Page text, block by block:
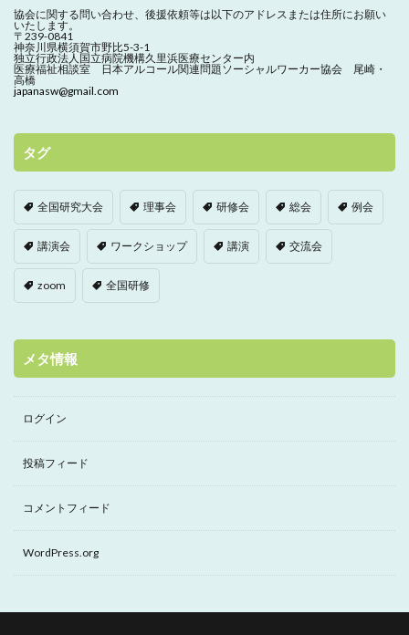
協会に関する問い合わせ、 後援依頼等は以下のアドレスまたは住所にお願い
いたします。
〒239-0841
神奈川県横須賀市野比5-3-1
独立行政法人国立病院機構久里浜医療センター内
医療福祉相談室 日本アルコール関連問題ソーシャルワーカー協会 尾崎・
高橋
japanasw@gmail.com
タグ
全国研究大会 理事会 研修会 総会 例会
講演会 ワークショップ 講演 交流会
zoom 全国研修
メタ情報
ログイン
投稿フィード
コメントフィード
WordPress.org